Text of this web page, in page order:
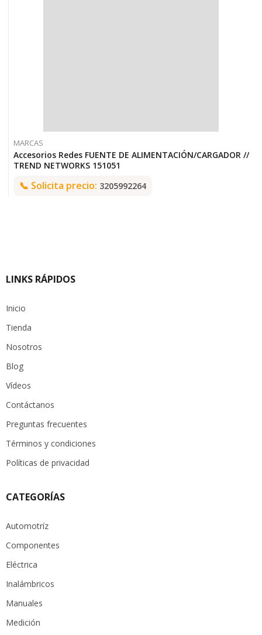
MARCAS
Accesorios Redes FUENTE DE ALIMENTACIÓN/CARGADOR //
TREND NETWORKS 151051
📞 Solicita precio: 3205992264
LINKS RÁPIDOS
Inicio
Tienda
Nosotros
Blog
Vídeos
Contáctanos
Preguntas frecuentes
Términos y condiciones
Políticas de privacidad
CATEGORÍAS
Automotríz
Componentes
Eléctrica
Inalámbricos
Manuales
Medición